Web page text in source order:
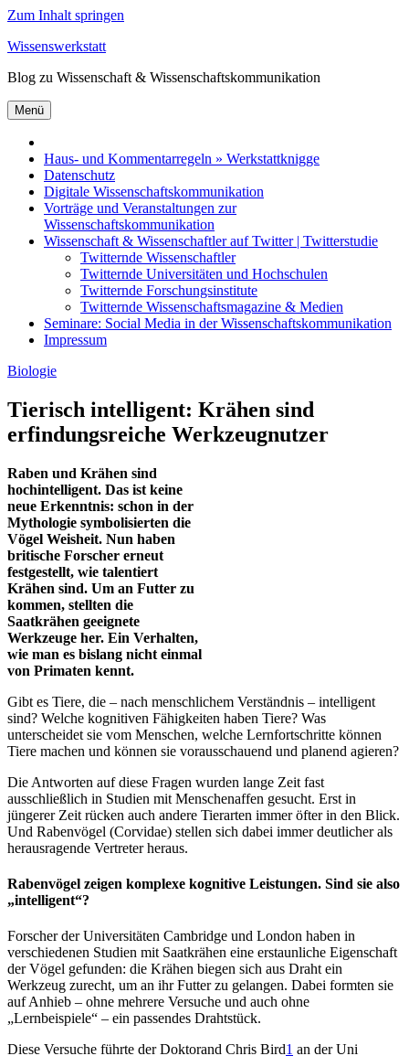
Zum Inhalt springen
Wissenswerkstatt
Blog zu Wissenschaft & Wissenschaftskommunikation
Menü
Haus- und Kommentarregeln » Werkstattknigge
Datenschutz
Digitale Wissenschaftskommunikation
Vorträge und Veranstaltungen zur
Wissenschaftskommunikation
Wissenschaft & Wissenschaftler auf Twitter | Twitterstudie
Twitternde Wissenschaftler
Twitternde Universitäten und Hochschulen
Twitternde Forschungsinstitute
Twitternde Wissenschaftsmagazine & Medien
Seminare: Social Media in der Wissenschaftskommunikation
Impressum
Biologie
Tierisch intelligent: Krähen sind
erfindungsreiche Werkzeugnutzer
Raben und Krähen sind
hochintelligent. Das ist keine
neue Erkenntnis: schon in der
Mythologie symbolisierten die
Vögel Weisheit. Nun haben
britische Forscher erneut
festgestellt, wie talentiert
Krähen sind. Um an Futter zu
kommen, stellten die
Saatkrähen geeignete
Werkzeuge her. Ein Verhalten,
wie man es bislang nicht einmal
von Primaten kennt.
Gibt es Tiere, die – nach menschlichem Verständnis – intelligent
sind? Welche kognitiven Fähigkeiten haben Tiere? Was
unterscheidet sie vom Menschen, welche Lernfortschritte können
Tiere machen und können sie vorausschauend und planend agieren?
Die Antworten auf diese Fragen wurden lange Zeit fast
ausschließlich in Studien mit Menschenaffen gesucht. Erst in
jüngerer Zeit rücken auch andere Tierarten immer öfter in den Blick.
Und Rabenvögel (Corvidae) stellen sich dabei immer deutlicher als
herausragende Vertreter heraus.
Rabenvögel zeigen komplexe kognitive Leistungen. Sind sie also
„intelligent“?
Forscher der Universitäten Cambridge und London haben in
verschiedenen Studien mit Saatkrähen eine erstaunliche Eigenschaft
der Vögel gefunden: die Krähen biegen sich aus Draht ein
Werkzeug zurecht, um an ihr Futter zu gelangen. Dabei formten sie
auf Anhieb – ohne mehrere Versuche und auch ohne
„Lernbeispiele“ – ein passendes Drahtstück.
Diese Versuche führte der Doktorand Chris Bird1 an der Uni